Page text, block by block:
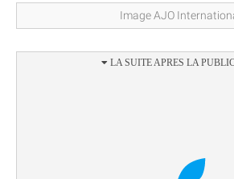
Image AJO